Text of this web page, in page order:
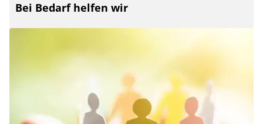
Bei Bedarf helfen wir